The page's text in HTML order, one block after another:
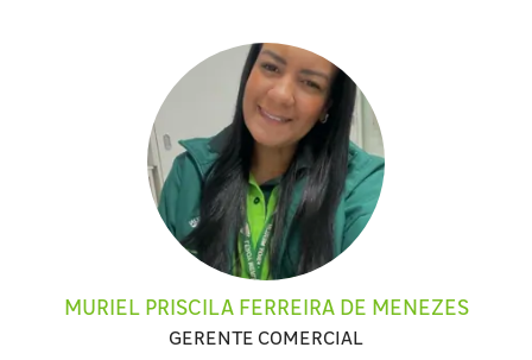
MURIEL PRISCILA FERREIRA DE MENEZES
GERENTE COMERCIAL